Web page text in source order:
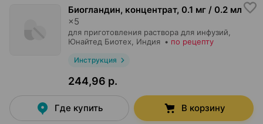
Биогландин, концентрат, 0.1 мг / 0.2 мл
×5
для приготовления раствора для инфузий,
Юнайтед Биотех , Индия • по рецепту
Инструкция
244,96 р.
Где купить В корзину